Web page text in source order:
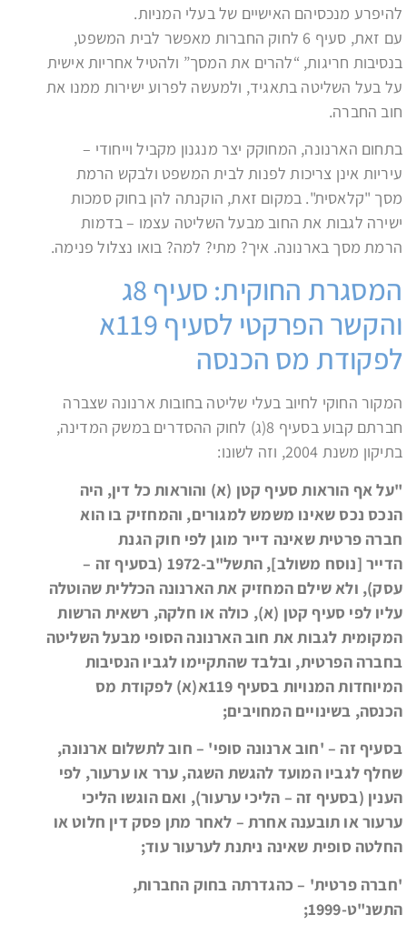
להיפרע מנכסיהם האישיים של בעלי המניות.
עם זאת, סעיף 6 לחוק החברות מאפשר לבית המשפט,
בנסיבות חריגות, “להרים את המסך” ולהטיל אחריות אישית
על בעל השליטה בתאגיד, ולמעשה לפרוע ישירות ממנו את
חוב החברה.
בתחום הארנונה, המחוקק יצר מנגנון מקביל וייחודי –
עיריות אינן צריכות לפנות לבית המשפט ולבקש הרמת
מסך "קלאסית". במקום זאת, הוקנתה להן בחוק סמכות
ישירה לגבות את החוב מבעל השליטה עצמו – בדמות
הרמת מסך בארנונה. איך? מתי? למה? בואו נצלול פנימה.
המסגרת החוקית: סעיף 8ג
והקשר הפרקטי לסעיף 119א
לפקודת מס הכנסה
המקור החוקי לחיוב בעלי שליטה בחובות ארנונה שצברה
חברתם קבוע בסעיף 8(ג) לחוק ההסדרים במשק המדינה,
בתיקון משנת 2004, וזה לשונו:
"על אף הוראות סעיף קטן (א) והוראות כל דין, היה
הנכס נכס שאינו משמש למגורים, והמחזיק בו הוא
חברה פרטית שאינה דייר מוגן לפי חוק הגנת
הדייר [נוסח משולב], התשל"ב-1972 (בסעיף זה –
עסק), ולא שילם המחזיק את הארנונה הכללית שהוטלה
עליו לפי סעיף קטן (א), כולה או חלקה, רשאית הרשות
המקומית לגבות את חוב הארנונה הסופי מבעל השליטה
בחברה הפרטית, ובלבד שהתקיימו לגביו הנסיבות
המיוחדות המנויות בסעיף 119א(א) לפקודת מס
הכנסה, בשינויים המחויבים;
בסעיף זה – 'חוב ארנונה סופי' – חוב לתשלום ארנונה,
שחלף לגביו המועד להגשת השגה, ערר או ערעור, לפי
הענין (בסעיף זה – הליכי ערעור), ואם הוגשו הליכי
ערעור או תובענה אחרת – לאחר מתן פסק דין חלוט או
החלטה סופית שאינה ניתנת לערעור עוד;
'חברה פרטית' – כהגדרתה בחוק החברות,
התשנ"ט-1999;